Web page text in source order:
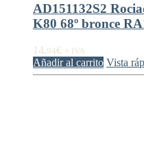
AD151132S2
K80 68º bronce
14,94€ + IVA
Añadir al carrito Vista